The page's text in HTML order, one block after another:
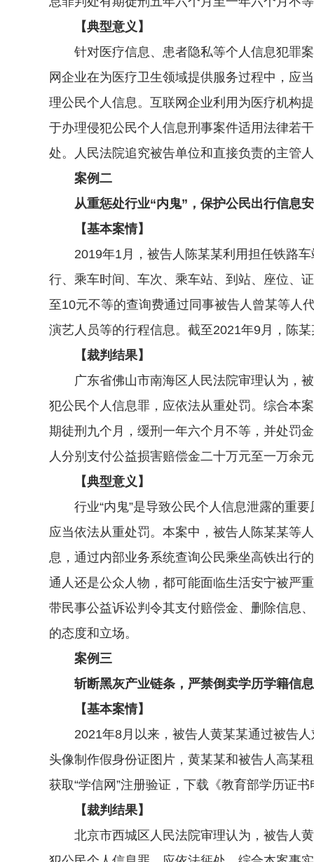
【典型意义】
针对医疗信息、患者隐私等个人信息犯罪案
网企业在为医疗卫生领域提供服务过程中，应
理公民个人信息。互联网企业利用为医疗机构
于办理侵犯公民个人信息刑事案件适用法律若
处。人民法院追究被告单位和直接负责的主管
案例二
从重惩处行业“内鬼”，保护公民出行信息
【基本案情】
2019年1月，被告人陈某某利用担任铁路车
行、乘车时间、车次、乘车站、到站、座位、
至10元不等的查询费通过同事被告人曾某等人
演艺人员等的行程信息。截至2021年9月，陈
【裁判结果】
广东省佛山市南海区人民法院审理认为，被
犯公民个人信息罪，应依法从重处罚。综合本
期徒刑九个月，缓刑一年六个月不等，并处罚
人分别支付公益损害赔偿金二十万元至一万余
【典型意义】
行业“内鬼”是导致公民个人信息泄露的重要
应当依法从重处罚。本案中，被告人陈某某等
息，通过内部业务系统查询公民乘坐高铁出行
通人还是公众人物，都可能面临生活安宁被严
带民事公益诉讼判令其支付赔偿金、删除信息
的态度和立场。
案例三
斩断黑灰产业链条，严禁倒卖学历学籍信
【基本案情】
2021年8月以来，被告人黄某某通过被告人
头像制作假身份证图片，黄某某和被告人高某
获取“学信网”注册验证，下载《教育部学历证
【裁判结果】
北京市西城区人民法院审理认为，被告人黄